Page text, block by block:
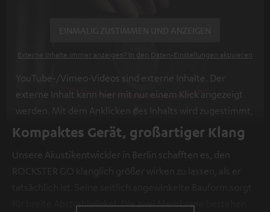
Externe Inhalte immer anzeigen? In den Daten‑Einstellungen aktivieren
YouTube-/Vimeo-Videos sind externe Inhalte. Der
externe Inhalt kann hier mit nur einem Klick angezeigt
werden. Mit dem Anklicken des Inhalts wird zugestimmt,
dass externe Inhalte angezeigt werden. Dabei können
personenbezogene Daten an Drittplattformen
übermittelt werden. Weitere Informationen sind in der
Datenschutzerklärung unter I zu finden
Kompaktes Gerät, großartiger Klang
Unsere Akustikentwickler in Berlin schafften es, den
ROCKSTER GO klanglich größer wirken zu lassen, als er
für breite Abstrahlwinkel. Die zwei Membrane bestehen